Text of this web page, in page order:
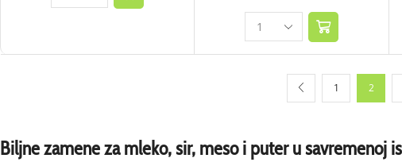
1 2
Biljne zamene za mleko, sir, meso i puter u savremenoj